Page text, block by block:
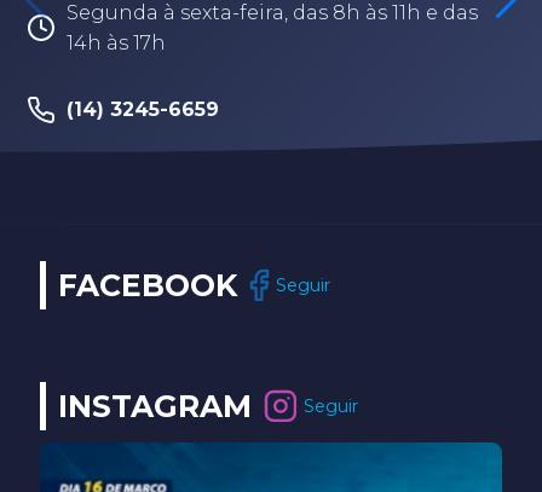
Segunda à sexta-feira, das 8h às 11h e das
14h às 17h
(14) 3245-6659
FACEBOOK Seguir
INSTAGRAM Seguir